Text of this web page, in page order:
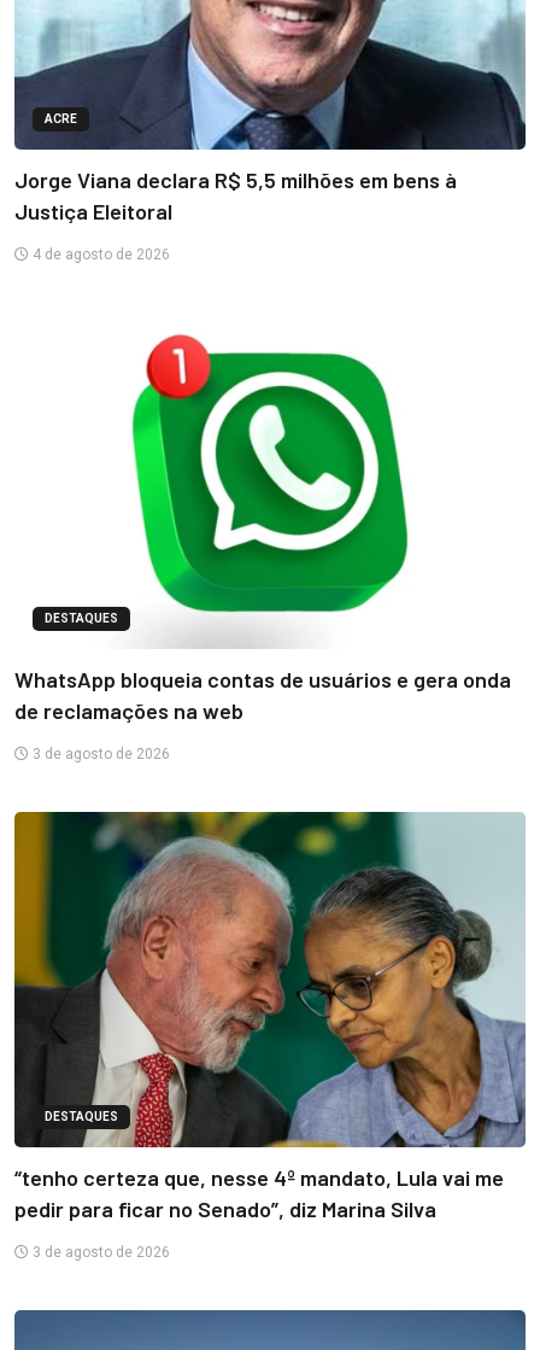
ACRE
Jorge Viana declara R$ 5,5 milhões em bens à
Justiça Eleitoral
4 de agosto de 2026
DESTAQUES
WhatsApp bloqueia contas de usuários e gera onda
de reclamações na web
3 de agosto de 2026
DESTAQUES
“tenho certeza que, nesse 4º mandato, Lula vai me
pedir para ficar no Senado”, diz Marina Silva
3 de agosto de 2026